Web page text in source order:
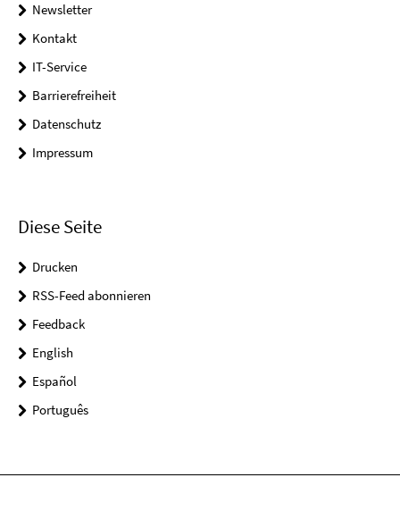
Newsletter
Kontakt
IT-Service
Barrierefreiheit
Datenschutz
Impressum
Diese Seite
Drucken
RSS-Feed abonnieren
Feedback
English
Español
Português